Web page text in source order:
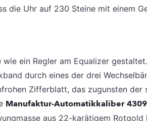
die Uhr auf 230 Steine mit einem
ein Regler am Equalizer
durch eines der drei
Zifferblatt, das zugunsten der
Manufaktur-Automatikkaliber 4309
aus 22-karätigem Rotgold